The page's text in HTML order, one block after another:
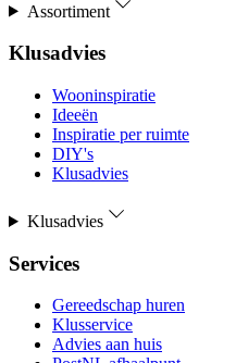
Assortiment
Klusadvies
Wooninspiratie
Ideeën
Inspiratie per ruimte
DIY's
Klusadvies
Klusadvies
Services
Gereedschap huren
Klusservice
Advies aan huis